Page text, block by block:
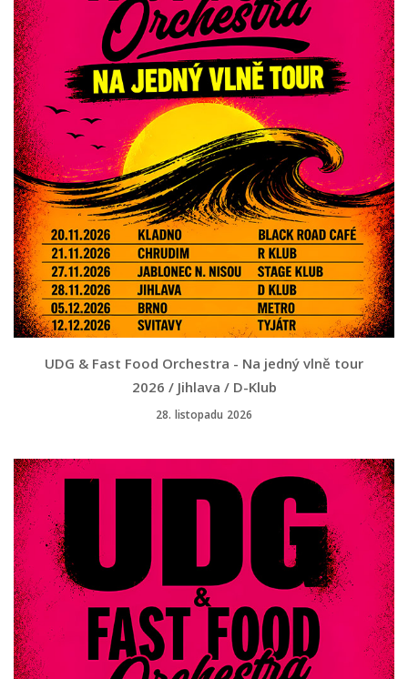
UDG & Fast Food Orchestra - Na jedný vlně tour
2026 / Jihlava / D-Klub
28. listopadu 2026